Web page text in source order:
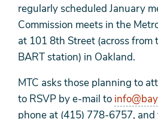
regularly scheduled January
Commission meets in the
at 101 8th Street (across from
BART station) in Oakland.
MTC asks those planning to
to RSVP by e-mail to
phone at (415) 778-6757, and